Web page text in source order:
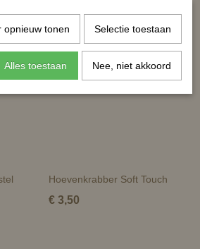
Hoevenkrabber Soft Touch
€ 3,50
opnieuw tonen Selectie toestaan
Alles toestaan Nee, niet akkoord